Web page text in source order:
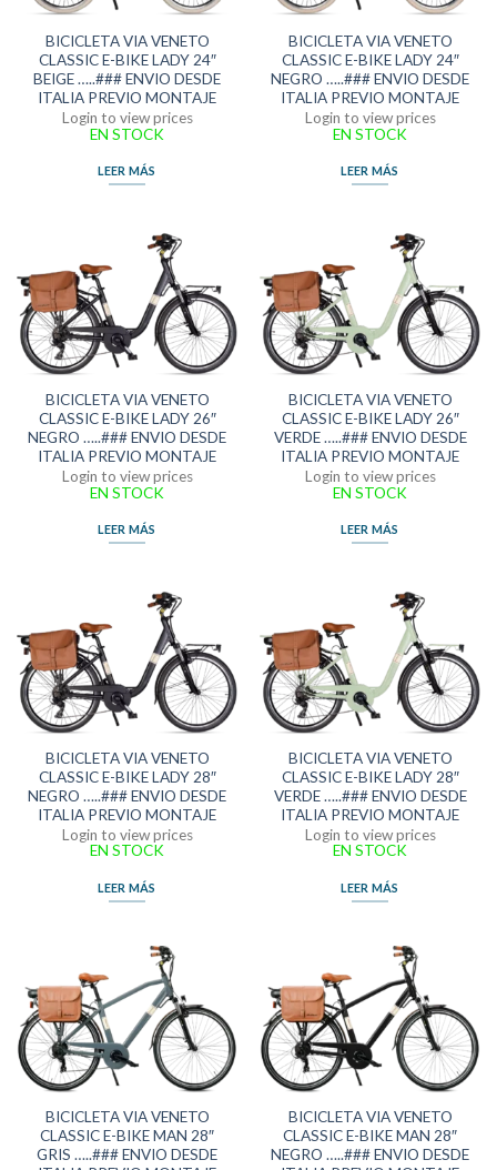
BICICLETA VIA VENETO
CLASSIC E-BIKE LADY 24″
BEIGE …..### ENVIO DESDE
ITALIA PREVIO MONTAJE
Login to view prices
EN STOCK
LEER MÁS
BICICLETA VIA VENETO
CLASSIC E-BIKE LADY 24″
NEGRO …..### ENVIO DESDE
ITALIA PREVIO MONTAJE
Login to view prices
EN STOCK
LEER MÁS
BICICLETA VIA VENETO
CLASSIC E-BIKE LADY 26″
NEGRO …..### ENVIO DESDE
ITALIA PREVIO MONTAJE
Login to view prices
EN STOCK
LEER MÁS
BICICLETA VIA VENETO
CLASSIC E-BIKE LADY 26″
VERDE …..### ENVIO DESDE
ITALIA PREVIO MONTAJE
Login to view prices
EN STOCK
LEER MÁS
BICICLETA VIA VENETO
CLASSIC E-BIKE LADY 28″
NEGRO …..### ENVIO DESDE
ITALIA PREVIO MONTAJE
Login to view prices
EN STOCK
LEER MÁS
BICICLETA VIA VENETO
CLASSIC E-BIKE LADY 28″
VERDE …..### ENVIO DESDE
ITALIA PREVIO MONTAJE
Login to view prices
EN STOCK
LEER MÁS
BICICLETA VIA VENETO
CLASSIC E-BIKE MAN 28″
GRIS …..### ENVIO DESDE
BICICLETA VIA VENETO
CLASSIC E-BIKE MAN 28″
NEGRO …..### ENVIO DESDE